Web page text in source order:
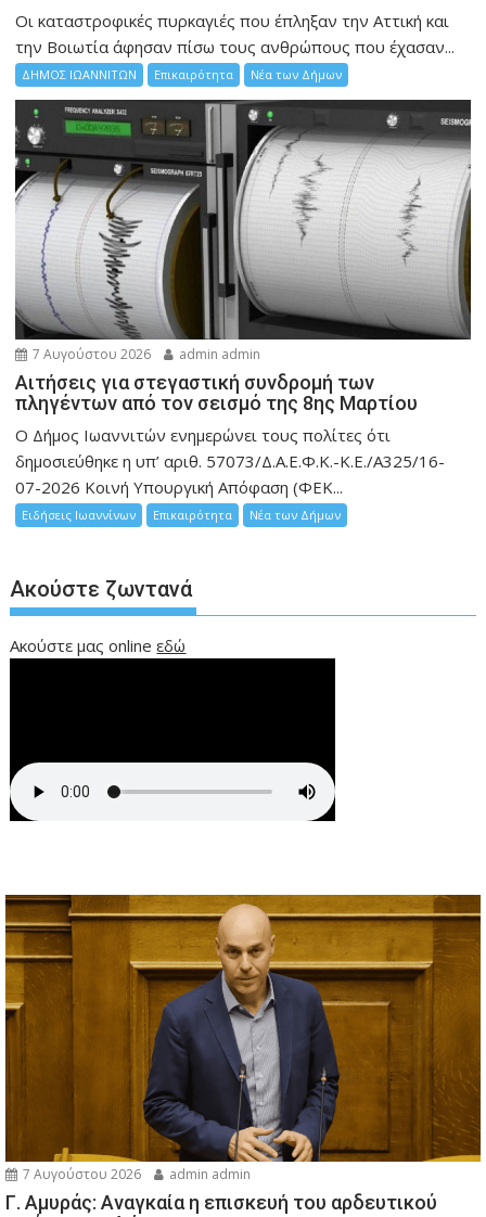
Οι καταστροφικές πυρκαγιές που έπληξαν την Αττική και
την Bοιωτία άφησαν πίσω τους ανθρώπους που έχασαν...
ΔΗΜΟΣ ΙΩΑΝΝΙΤΩΝ Επικαιρότητα Νέα των Δήμων
7 Αυγούστου 2026 admin admin
Αιτήσεις για στεγαστική συνδρομή των
πληγέντων από τον σεισμό της 8ης Μαρτίου
Ο Δήμος Ιωαννιτών ενημερώνει τους πολίτες ότι
δημοσιεύθηκε η υπ’ αριθ. 57073/Δ.Α.Ε.Φ.Κ.-Κ.Ε./Α325/16-
07-2026 Κοινή Υπουργική Απόφαση (ΦΕΚ...
Ειδήσεις Ιωαννίνων Επικαιρότητα Νέα των Δήμων
Ακούστε ζωντανά
Ακούστε μας onlineεδώ
7 Αυγούστου 2026 admin admin
Γ. Αμυράς: Αναγκαία η επισκευή του αρδευτικού